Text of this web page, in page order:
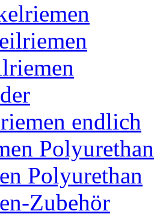
endlich
Polyurethan
Polyurethan
Zubehör